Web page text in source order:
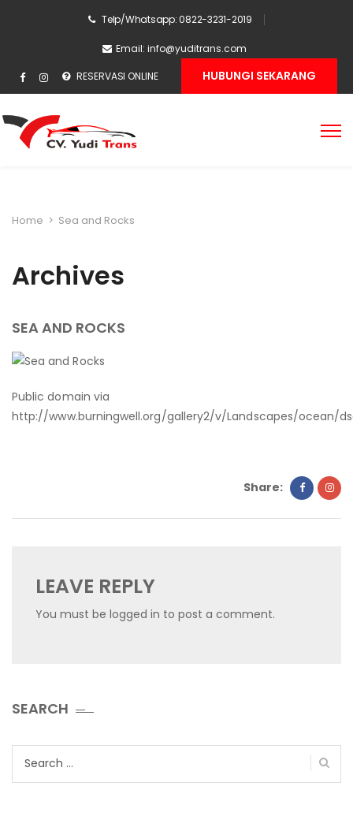
Telp/Whatsapp: 0822-3231-2019
Email: info@yuditrans.com
RESERVASI ONLINE HUBUNGI SEKARANG
Home > Sea and Rocks
Archives
SEA AND ROCKS
Public domain via
http://www.burningwell.org/gallery2/v/Landscapes/ocean/
Share:
LEAVE REPLY
You must be logged in to post a comment.
SEARCH